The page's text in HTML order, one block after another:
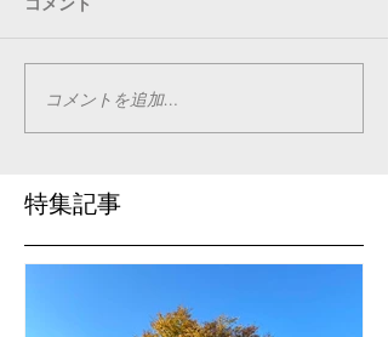
コメントを追加…
特集記事